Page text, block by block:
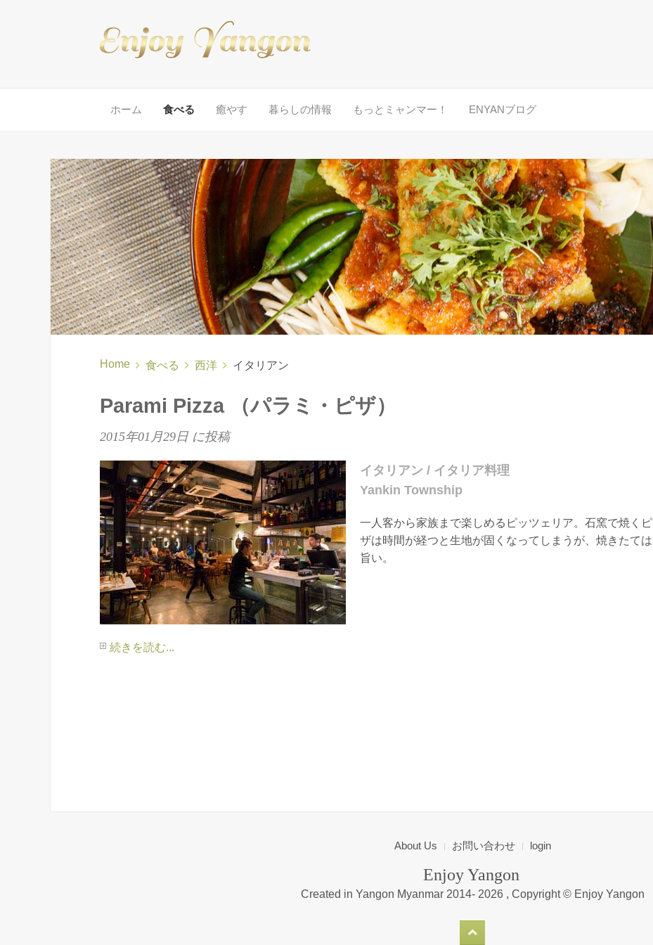
ホーム 食べる 癒やす 暮らしの情報 もっとミャンマー！ ENYANブログ
Home 食べる 西洋 イタリアン
Parami Pizza （パラミ・ピザ）
2015年01月29日 に投稿
イタリアン / イタリア料理
Yankin Township
一人客から家族まで楽しめるピッツェリア。石窯で焼くピ
ザは時間が経つと生地が固くなってしまうが、焼きたては
旨い。
続きを読む...
About Us お問い合わせ login
Enjoy Yangon
Created in Yangon Myanmar 2014- 2026 , Copyright © Enjoy Yangon